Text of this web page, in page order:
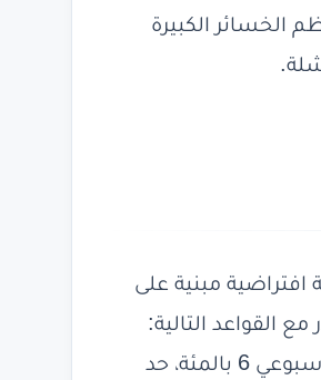
الخسائر الكبيرة
مبنية على
حسابات حقيقية. متداول يبدا بحساب 10000 دولار مع القواعد التالية:
مخاطرة 1.5 بالمئة لكل صفقة، حد سحب يومي 3 بالمئة، حد سحب اسبوعي 6 بالمئة، حد